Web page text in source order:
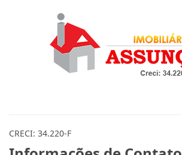
CRECI: 34.220-F